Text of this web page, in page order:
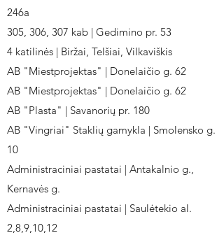
246a
305, 306, 307 kab | Gedimino pr. 53
4 katilinės | Biržai, Telšiai, Vilkaviškis
AB "Miestprojektas" | Donelaičio g. 62
AB "Miestprojektas" | Donelaičio g. 62
AB "Plasta" | Savanorių pr. 180
AB "Vingriai" Staklių gamykla | Smolensko g.
10
Administraciniai pastatai | Antakalnio g.,
Kernavės g.
Administraciniai pastatai | Saulėtekio al.
2,8,9,10,12